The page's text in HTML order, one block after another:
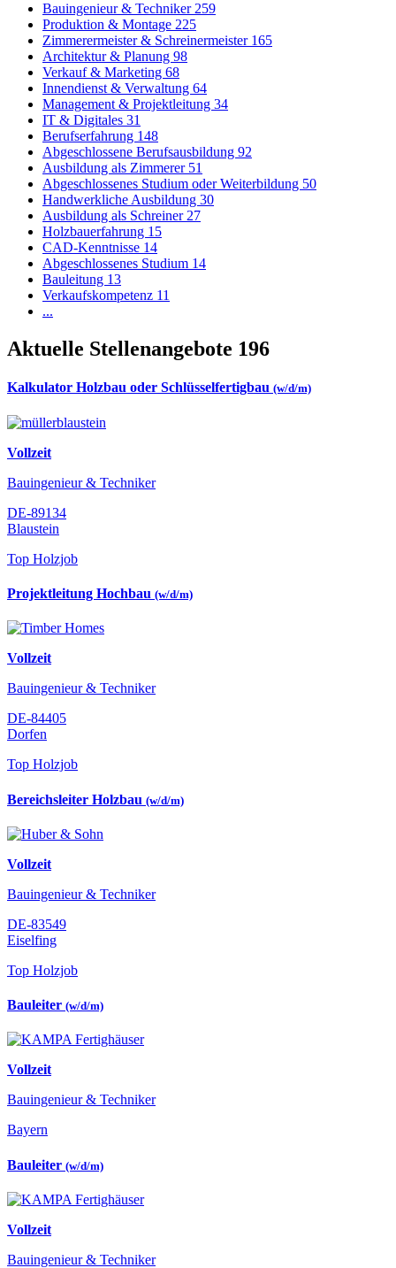
Bauingenieur & Techniker 259
Produktion & Montage 225
Zimmerermeister & Schreinermeister 165
Architektur & Planung 98
Verkauf & Marketing 68
Innendienst & Verwaltung 64
Management & Projektleitung 34
IT & Digitales 31
Berufserfahrung 148
Abgeschlossene Berufsausbildung 92
Ausbildung als Zimmerer 51
Abgeschlossenes Studium oder Weiterbildung 50
Handwerkliche Ausbildung 30
Ausbildung als Schreiner 27
Holzbauerfahrung 15
CAD-Kenntnisse 14
Abgeschlossenes Studium 14
Bauleitung 13
Verkaufskompetenz 11
...
Aktuelle Stellenangebote 196
Kalkulator Holzbau oder Schlüsselfertigbau (w/d/m)
Vollzeit
Bauingenieur & Techniker
DE-89134
Blaustein
Top Holzjob
Projektleitung Hochbau (w/d/m)
Vollzeit
Bauingenieur & Techniker
DE-84405
Dorfen
Top Holzjob
Bereichsleiter Holzbau (w/d/m)
Vollzeit
Bauingenieur & Techniker
DE-83549
Eiselfing
Top Holzjob
Bauleiter (w/d/m)
Vollzeit
Bauingenieur & Techniker
Bayern
Bauleiter (w/d/m)
Vollzeit
Bauingenieur & Techniker